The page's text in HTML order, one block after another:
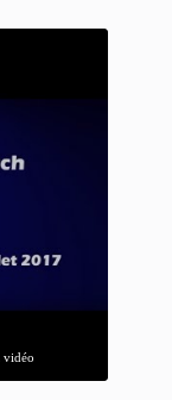
vidéo